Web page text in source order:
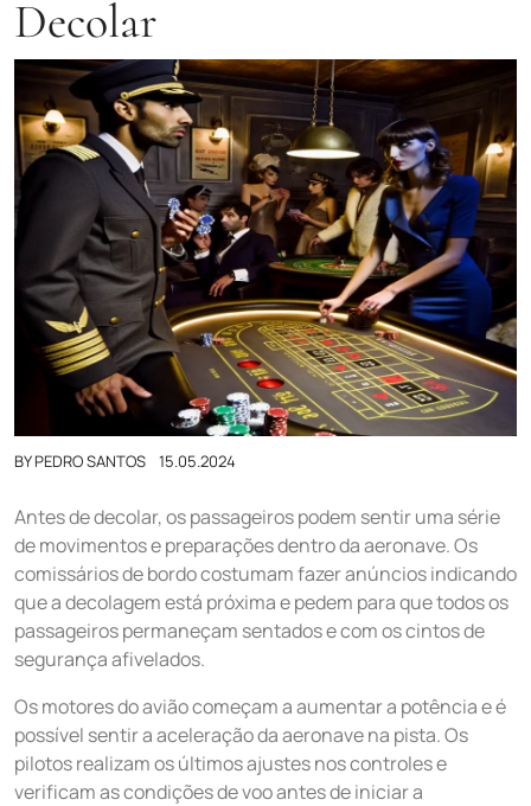
Decolar
BYPEDRO SANTOS 15.05.2024
Antes de decolar, os passageiros podem sentir uma série
de movimentos e preparações dentro da aeronave. Os
comissários de bordo costumam fazer anúncios indicando
que a decolagem está próxima e pedem para que todos os
passageiros permaneçam sentados e com os cintos de
segurança afivelados.
Os motores do avião começam a aumentar a potência e é
possível sentir a aceleração da aeronave na pista. Os
pilotos realizam os últimos ajustes nos controles e
verificam as condições de voo antes de iniciar a